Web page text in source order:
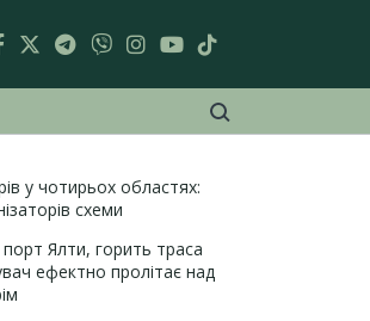
у чотирьох областях:
схеми
Ялти, горить траса
ефектно пролітає над